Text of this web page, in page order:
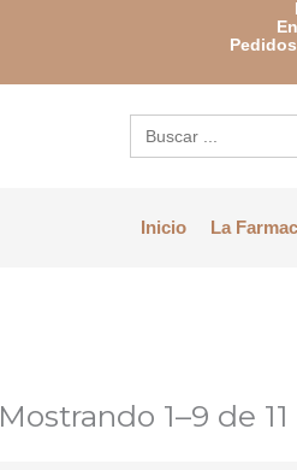
Buscar:
Inicio La
Mostrando 1–9 de